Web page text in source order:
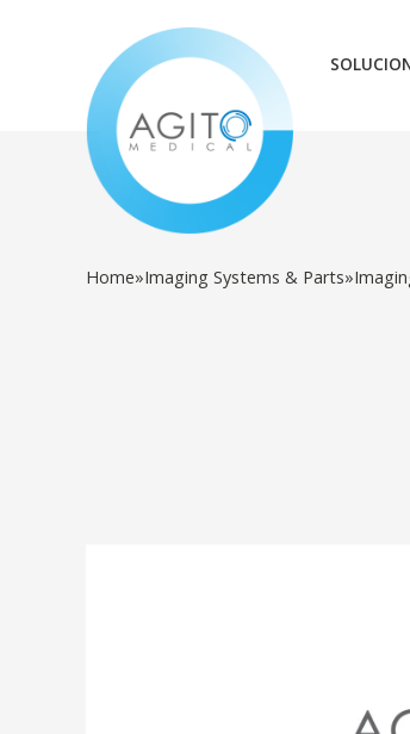
Home»Imaging Systems & Parts»